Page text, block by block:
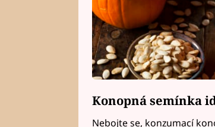
Konopná semínka
Nebojte se, konzumací